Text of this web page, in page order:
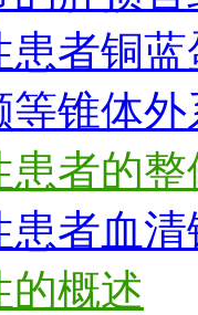
患者铜
等锥体
患者的
患者血
的概述